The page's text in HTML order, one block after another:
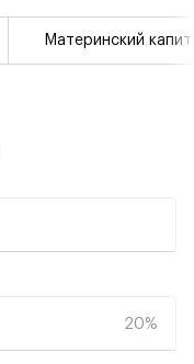
Материнский
20%